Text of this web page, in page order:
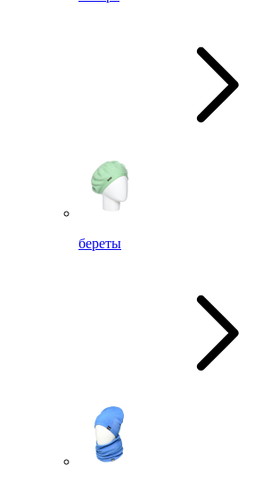
береты